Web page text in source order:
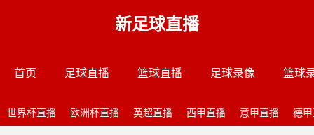
新足球直播
首页 足球直播 篮球直播 足球录像 篮球
世界杯直播 欧洲杯直播 英超直播 西甲直播 意甲直播 德